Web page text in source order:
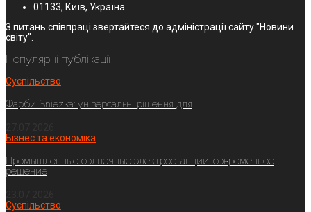
01133, Київ, Україна
З питань співпраці звертайтеся до адміністрації сайту "Новини
світу".
Популярні публікації
Суспільство
Фарби Sniezka: універсальні рішення для
Бізнес та економіка
Промышленные солнечные электростанции: современное
решение
Суспільство